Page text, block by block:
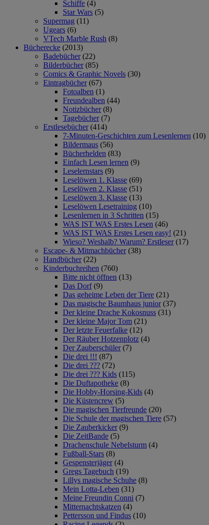
Schiffe (4)
Star Wars (5)
Supermag (11)
Ugears (6)
VTech Marble Rush (8)
Bücherecke (2013)
Badebücher (22)
Bilderbücher (85)
Comics & Graphic Novels (30)
Eintragbücher (67)
Fotoalben (1)
Freundealben (44)
Notizbücher (8)
Tagebücher (7)
Erstlesebücher (414)
7-Minuten-Geschichten zum Lesenlernen (10)
Bildermaus (56)
Bücherhelden (83)
Einfach Lesen lernen (9)
Leselernstars (9)
Leselöwen 1. Klasse (69)
Leselöwen 2. Klasse (51)
Leselöwen 3. Klasse (13)
Leselöwen Lesetraining (10)
Lesenlernen in 3 Schritten (15)
WAS IST WAS Erstes Lesen (46)
WAS IST WAS Erstes Lesen easy! (21)
Wieso? Weshalb? Warum? Erstleser (17)
Escape- & Mitmachbücher (38)
Handbücher (22)
Kinderbuchreihen (760)
Bitte nicht öffnen (13)
Das Dorf (9)
Das geheime Leben der Tiere (21)
Das magische Baumhaus junior (37)
Der kleine Drache Kokosnuss (31)
Der kleine Major Tom (21)
Der letzte Feuerfalke (12)
Der Räuber Hotzenplotz (4)
Der Zauberschüler (7)
Die drei !!! (87)
Die drei ??? (72)
Die drei ??? Kids (115)
Die Duftapotheke (8)
Die Hobby-Horsing-Kids (4)
Die Küstencrew (5)
Die magischen Tierfreunde (20)
Die Schule der magischen Tiere (57)
Die Zauberkicker (9)
Die ZeitBande (5)
Drachenschule Nebelsturm (4)
Fußball-Stars (8)
Gespensterjäger (4)
Gregs Tagebuch (19)
Lillys magische Schuhe (8)
Mein Lotta-Leben (31)
Meine Freundin Conni (7)
Mitternachtskatzen (4)
Pettersson und Findus (10)